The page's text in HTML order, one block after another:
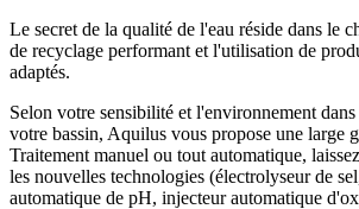
Le secret de la qualité de l'eau réside dans le
de recyclage performant et l'utilisation de
adaptés.
Selon votre sensibilité et l'environnement
votre bassin, Aquilus vous propose une large
Traitement manuel ou tout automatique,
les nouvelles technologies (électrolyseur de
automatique de pH, injecteur automatique